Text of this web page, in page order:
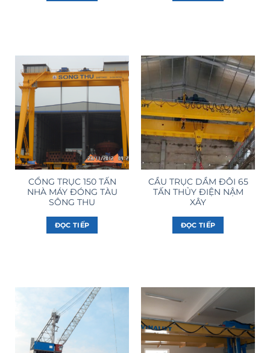
CỔNG TRỤC 150 TẤN
NHÀ MÁY ĐÓNG TÀU
SÔNG THU
ĐỌC TIẾP
CẦU TRỤC DẦM ĐÔI 65
TẤN THỦY ĐIỆN NẬM
XÂY
ĐỌC TIẾP